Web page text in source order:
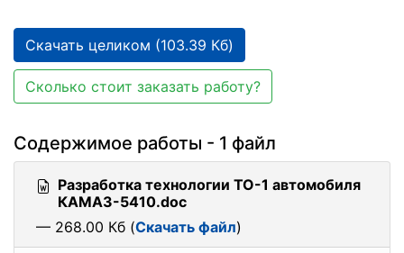
Скачать целиком (103.39 Кб)
Сколько стоит заказать работу?
Содержимое работы - 1 файл
Разработка технологии ТО-1 автомобиля
КАМАЗ-5410.doc
— 268.00 Кб (Скачать файл)